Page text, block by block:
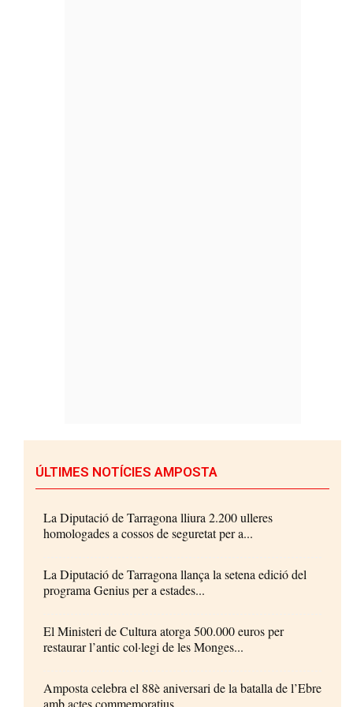
ÚLTIMES NOTÍCIES AMPOSTA
La Diputació de Tarragona lliura 2.200 ulleres
homologades a cossos de seguretat per a...
La Diputació de Tarragona llança la setena edició del
programa Genius per a estades...
El Ministeri de Cultura atorga 500.000 euros per
restaurar l’antic col·legi de les Monges...
Amposta celebra el 88è aniversari de la batalla de l’Ebre
amb actes commemoratius